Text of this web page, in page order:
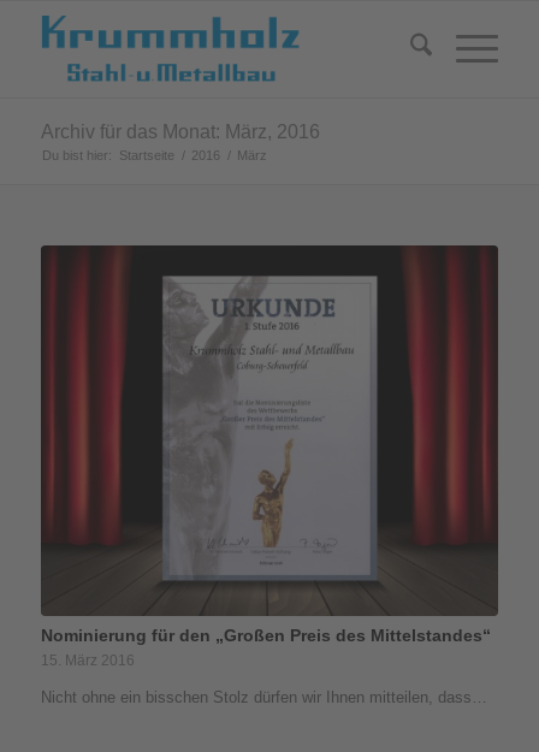
Archiv für das Monat: März, 2016
Du bist hier: Startseite / 2016 / März
Nominierung für den „Großen Preis des Mittelstandes“
15. März 2016
Nicht ohne ein bisschen Stolz dürfen wir Ihnen mitteilen, dass…